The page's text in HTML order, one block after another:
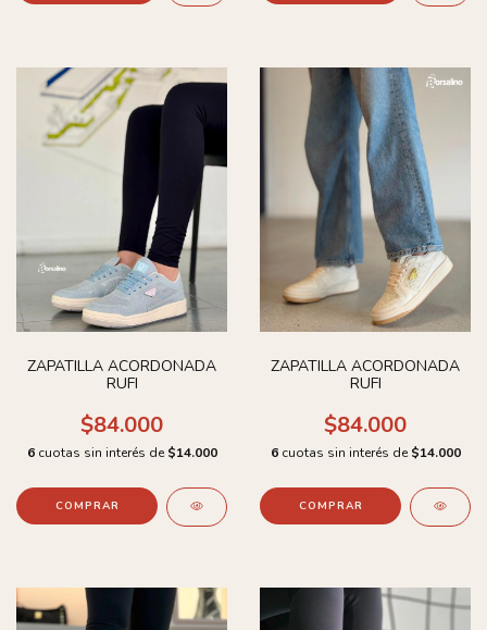
ZAPATILLA ACORDONADA
RUFI
$84.000
6 cuotas sin interés de $14.000
COMPRAR
ZAPATILLA ACORDONADA
RUFI
$84.000
6 cuotas sin interés de $14.000
COMPRAR